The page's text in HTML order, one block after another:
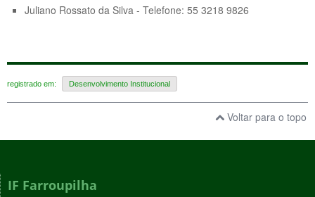
Juliano Rossato da Silva - Telefone: 55 3218 9826
registrado em: Desenvolvimento Institucional
Voltar para o topo
IF Farroupilha